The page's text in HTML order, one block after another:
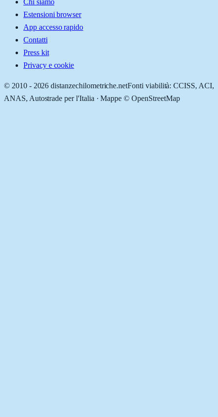
Chi siamo
Estensioni browser
App accesso rapido
Contatti
Press kit
Privacy e cookie
© 2010 - 2026 distanzechilometriche.netFonti viabilità: CCISS, ACI,
ANAS, Autostrade per l'Italia · Mappe © OpenStreetMap